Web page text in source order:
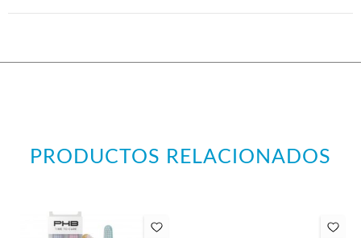
PRODUCTOS RELACIONADOS